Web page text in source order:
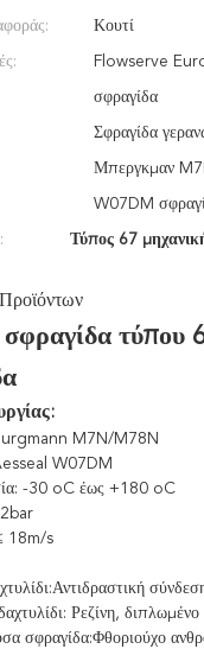
Κουτί
Flowserve
σφραγίδα
Σφραγίδα
Μπεργκμαν
W07DM
Τύπος 67
σφραγίδα
M7N/M78N
W07DM
-30 oC έως +180 oC
18m/s
Αντιδραστική
Ρεζίνη,
σφραγίδα:Φθοριούχο